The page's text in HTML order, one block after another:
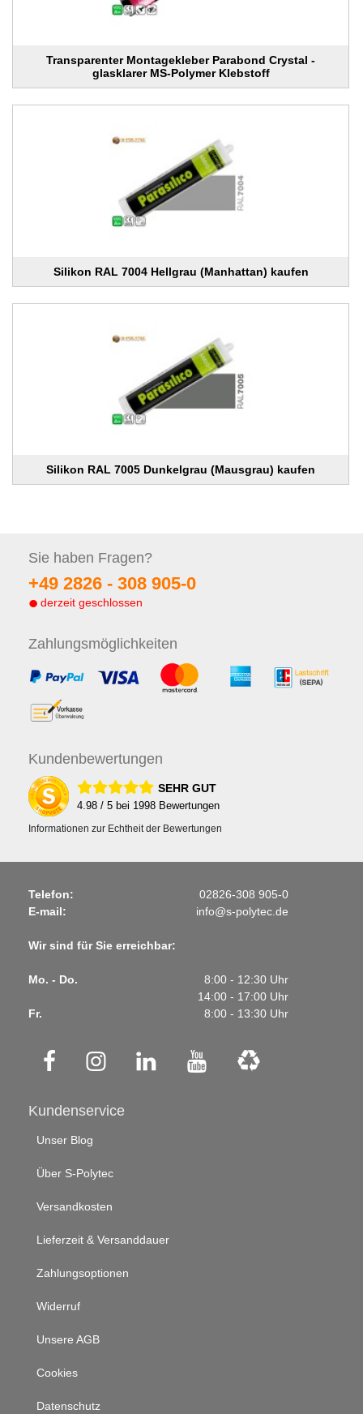
Transparenter Montagekleber Parabond Crystal -
glasklarer MS-Polymer Klebstoff
Silikon RAL 7004 Hellgrau (Manhattan) kaufen
Silikon RAL 7005 Dunkelgrau (Mausgrau) kaufen
Sie haben Fragen?
+49 2826 - 308 905-0
derzeit geschlossen
Zahlungsmöglichkeiten
Kundenbewertungen
SEHR GUT
4.98 / 5 bei 1998 Bewertungen
Informationen zur Echtheit der Bewertungen
Telefon:
02826-308 905-0
E-mail:
info@s-polytec.de
Wir sind für Sie erreichbar:
Mo. - Do.
8:00 - 12:30 Uhr
14:00 - 17:00 Uhr
Fr.
8:00 - 13:30 Uhr
Kundenservice
Unser Blog
Über S-Polytec
Versandkosten
Lieferzeit & Versanddauer
Zahlungsoptionen
Widerruf
Unsere AGB
Cookies
Datenschutz